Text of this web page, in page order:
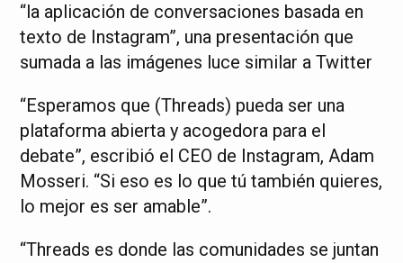
“la aplicación de conversaciones basada en
texto de Instagram”, una presentación que
sumada a las imágenes luce similar a Twitter
“Esperamos que (Threads) pueda ser una
plataforma abierta y acogedora para el
debate”, escribió el CEO de Instagram, Adam
Mosseri. “Si eso es lo que tú también quieres,
lo mejor es ser amable”.
“Threads es donde las comunidades se juntan